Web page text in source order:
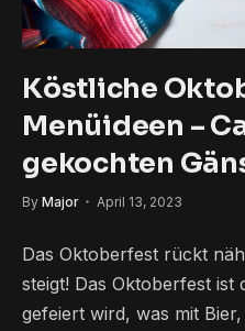
Köstliche
Menüideen –
gekochten
By Major April 13, 2023
Das Oktoberfest rückt
steigt! Das Oktoberfest ist
gefeiert wird, was mit